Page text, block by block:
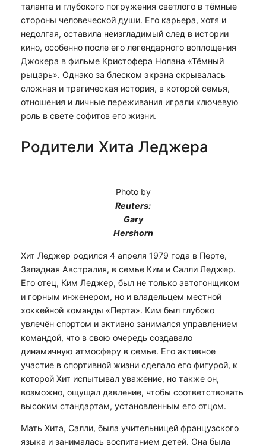
таланта и глубокого погружения светлого в тёмные
стороны человеческой души. Его карьера, хотя и
недолгая, оставила неизгладимый след в истории
кино, особенно после его легендарного воплощения
Джокера в фильме Кристофера Нолана «Тёмный
рыцарь». Однако за блеском экрана скрывалась
сложная и трагическая история, в которой семья,
отношения и личные переживания играли ключевую
роль в свете софитов его жизни.
Родители Хита Леджера
Photo by
Reuters:
Gary
Hershorn
Хит Леджер родился 4 апреля 1979 года в Перте,
Западная Австралия, в семье Ким и Салли Леджер.
Его отец, Ким Леджер, был не только автогонщиком
и горным инженером, но и владельцем местной
хоккейной команды «Перта». Ким был глубоко
увлечён спортом и активно занимался управлением
командой, что в свою очередь создавало
динамичную атмосферу в семье. Его активное
участие в спортивной жизни сделало его фигурой, к
которой Хит испытывал уважение, но также он,
возможно, ощущал давление, чтобы соответствовать
высоким стандартам, установленным его отцом.
Мать Хита, Салли, была учительницей французского
языка и занималась воспитанием детей. Она была